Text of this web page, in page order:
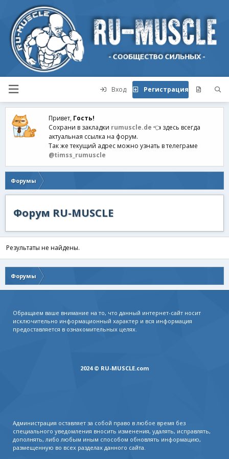
Вход Регистрация
Привет, Гость!
Сохрани в закладки rumuscle.de 👈 здесь всегда
актуальная ссылка на форум.
Так же текущий адрес можно узнать в телеграме
@timss_rumuscle
Форумы
Форум RU-MUSCLE
Результаты не найдены.
Форумы
Обращаем ваше внимание на то, что данный интернет-сайт носит
исключительно информационный характер и вся информация
предоставляется в ознакомительных целях.
2024 © RU-MUSCLE.com
Администрация оставляет за собой право в любое время без
специального уведомления вносить изменения, удалять, исправлять,
дополнять, либо любым иным способом обновлять информацию,
размещенную во всех разделах данного сайта.